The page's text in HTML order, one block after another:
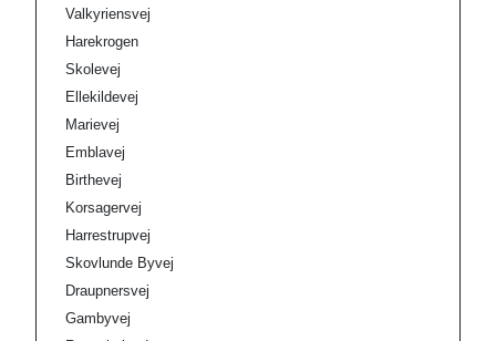
Valkyriensvej
Harekrogen
Skolevej
Ellekildevej
Marievej
Emblavej
Birthevej
Korsagervej
Harrestrupvej
Skovlunde Byvej
Draupnersvej
Gambyvej